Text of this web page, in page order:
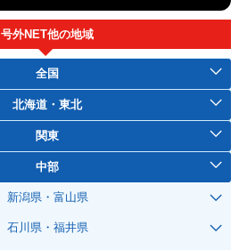
号外NET他の地域
全国
北海道・東北
関東
中部
新潟県・富山県
石川県・福井県